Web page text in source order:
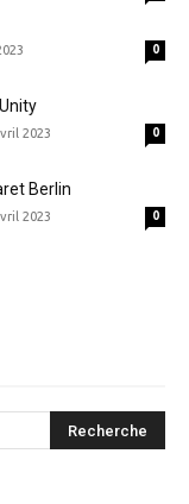
0
2023 0
Berlin
2023 0